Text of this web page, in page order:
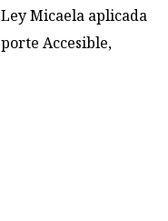
Micaela aplicada
Accesible,